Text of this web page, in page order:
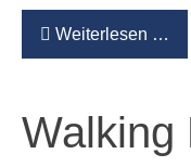
Weiterlesen …
Walking